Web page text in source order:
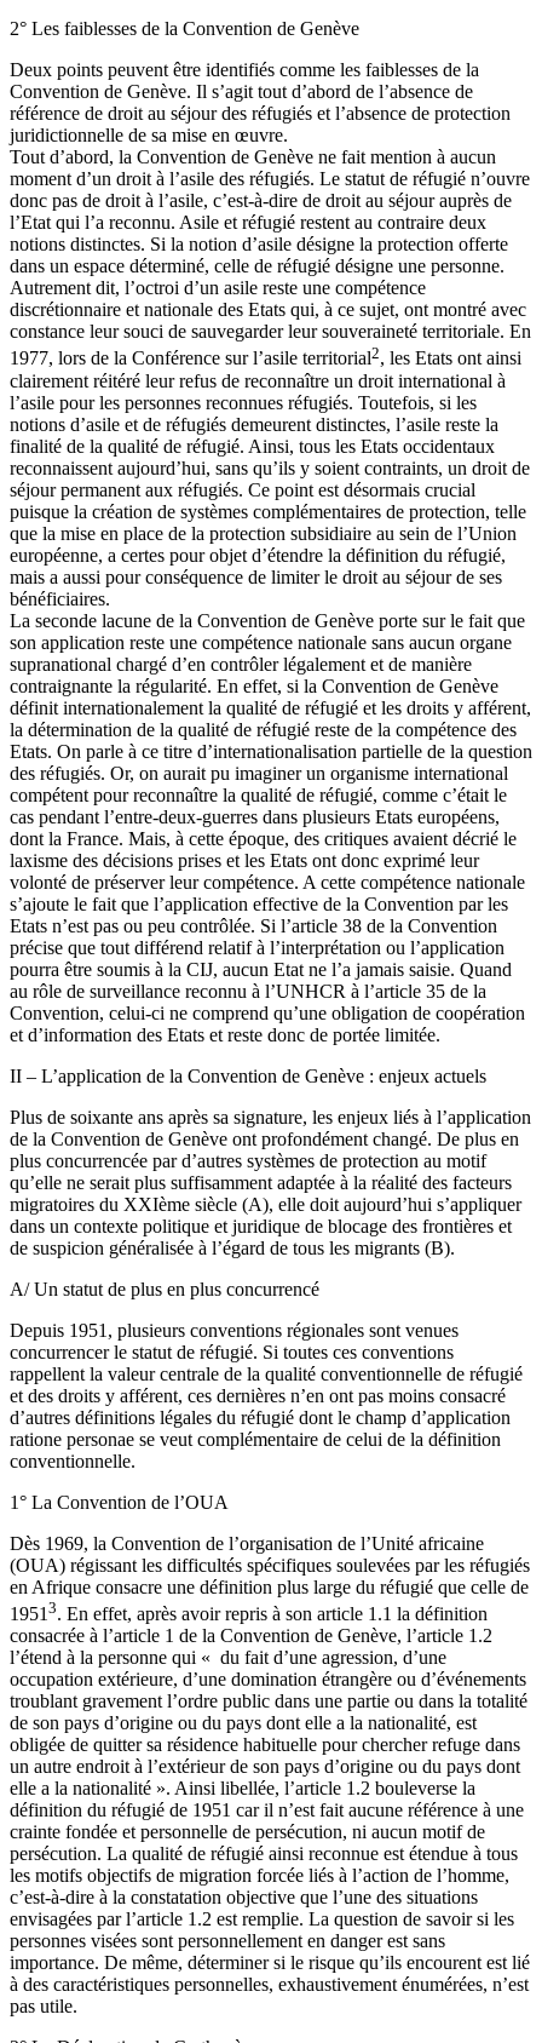
2° Les faiblesses de la Convention de Genève
Deux points peuvent être identifiés comme les faiblesses de la
Convention de Genève. Il s’agit tout d’abord de l’absence de
référence de droit au séjour des réfugiés et l’absence de protection
juridictionnelle de sa mise en œuvre.
Tout d’abord, la Convention de Genève ne fait mention à aucun
moment d’un droit à l’asile des réfugiés. Le statut de réfugié n’ouvre
donc pas de droit à l’asile, c’est-à-dire de droit au séjour auprès de
l’Etat qui l’a reconnu. Asile et réfugié restent au contraire deux
notions distinctes. Si la notion d’asile désigne la protection offerte
dans un espace déterminé, celle de réfugié désigne une personne.
Autrement dit, l’octroi d’un asile reste une compétence
discrétionnaire et nationale des Etats qui, à ce sujet, ont montré avec
constance leur souci de sauvegarder leur souveraineté territoriale. En
1977, lors de la Conférence sur l’asile territorial2, les Etats ont ainsi
clairement réitéré leur refus de reconnaître un droit international à
l’asile pour les personnes reconnues réfugiés. Toutefois, si les
notions d’asile et de réfugiés demeurent distinctes, l’asile reste la
finalité de la qualité de réfugié. Ainsi, tous les Etats occidentaux
reconnaissent aujourd’hui, sans qu’ils y soient contraints, un droit de
séjour permanent aux réfugiés. Ce point est désormais crucial
puisque la création de systèmes complémentaires de protection, telle
que la mise en place de la protection subsidiaire au sein de l’Union
européenne, a certes pour objet d’étendre la définition du réfugié,
mais a aussi pour conséquence de limiter le droit au séjour de ses
bénéficiaires.
La seconde lacune de la Convention de Genève porte sur le fait que
son application reste une compétence nationale sans aucun organe
supranational chargé d’en contrôler légalement et de manière
contraignante la régularité. En effet, si la Convention de Genève
définit internationalement la qualité de réfugié et les droits y afférent,
la détermination de la qualité de réfugié reste de la compétence des
Etats. On parle à ce titre d’internationalisation partielle de la question
des réfugiés. Or, on aurait pu imaginer un organisme international
compétent pour reconnaître la qualité de réfugié, comme c’était le
cas pendant l’entre-deux-guerres dans plusieurs Etats européens,
dont la France. Mais, à cette époque, des critiques avaient décrié le
laxisme des décisions prises et les Etats ont donc exprimé leur
volonté de préserver leur compétence. A cette compétence nationale
s’ajoute le fait que l’application effective de la Convention par les
Etats n’est pas ou peu contrôlée. Si l’article 38 de la Convention
précise que tout différend relatif à l’interprétation ou l’application
pourra être soumis à la CIJ, aucun Etat ne l’a jamais saisie. Quand
au rôle de surveillance reconnu à l’UNHCR à l’article 35 de la
Convention, celui-ci ne comprend qu’une obligation de coopération
et d’information des Etats et reste donc de portée limitée.
II – L’application de la Convention de Genève : enjeux actuels
Plus de soixante ans après sa signature, les enjeux liés à l’application
de la Convention de Genève ont profondément changé. De plus en
plus concurrencée par d’autres systèmes de protection au motif
qu’elle ne serait plus suffisamment adaptée à la réalité des facteurs
migratoires du XXIème siècle (A), elle doit aujourd’hui s’appliquer
dans un contexte politique et juridique de blocage des frontières et
de suspicion généralisée à l’égard de tous les migrants (B).
A/ Un statut de plus en plus concurrencé
Depuis 1951, plusieurs conventions régionales sont venues
concurrencer le statut de réfugié. Si toutes ces conventions
rappellent la valeur centrale de la qualité conventionnelle de réfugié
et des droits y afférent, ces dernières n’en ont pas moins consacré
d’autres définitions légales du réfugié dont le champ d’application
ratione personae se veut complémentaire de celui de la définition
conventionnelle.
1° La Convention de l’OUA
Dès 1969, la Convention de l’organisation de l’Unité africaine
(OUA) régissant les difficultés spécifiques soulevées par les réfugiés
en Afrique consacre une définition plus large du réfugié que celle de
1951 3. En effet, après avoir repris à son article 1.1 la définition
consacrée à l’article 1 de la Convention de Genève, l’article 1.2
l’étend à la personne qui « du fait d’une agression, d’une
occupation extérieure, d’une domination étrangère ou d’événements
troublant gravement l’ordre public dans une partie ou dans la totalité
de son pays d’origine ou du pays dont elle a la nationalité, est
obligée de quitter sa résidence habituelle pour chercher refuge dans
un autre endroit à l’extérieur de son pays d’origine ou du pays dont
elle a la nationalité ». Ainsi libellée, l’article 1.2 bouleverse la
définition du réfugié de 1951 car il n’est fait aucune référence à une
crainte fondée et personnelle de persécution, ni aucun motif de
persécution. La qualité de réfugié ainsi reconnue est étendue à tous
les motifs objectifs de migration forcée liés à l’action de l’homme,
c’est-à-dire à la constatation objective que l’une des situations
envisagées par l’article 1.2 est remplie. La question de savoir si les
personnes visées sont personnellement en danger est sans
importance. De même, déterminer si le risque qu’ils encourent est lié
à des caractéristiques personnelles, exhaustivement énumérées, n’est
pas utile.